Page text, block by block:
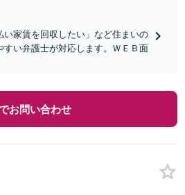
家賃を回収したい」など住まいの
い弁護士が対応します。ＷＥＢ面
お問い合わせ